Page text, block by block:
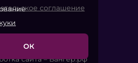
соглашение
Мьюзик Компани»
сайта – Вангер.рф
ОК